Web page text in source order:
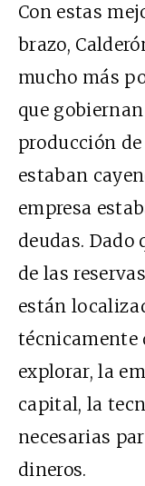
Con estas
brazo,
mucho más
que
producción
estaban
empresa
deudas. Dado
de las
están
técnicamente
explorar, la
capital, la
necesarias
dineros.